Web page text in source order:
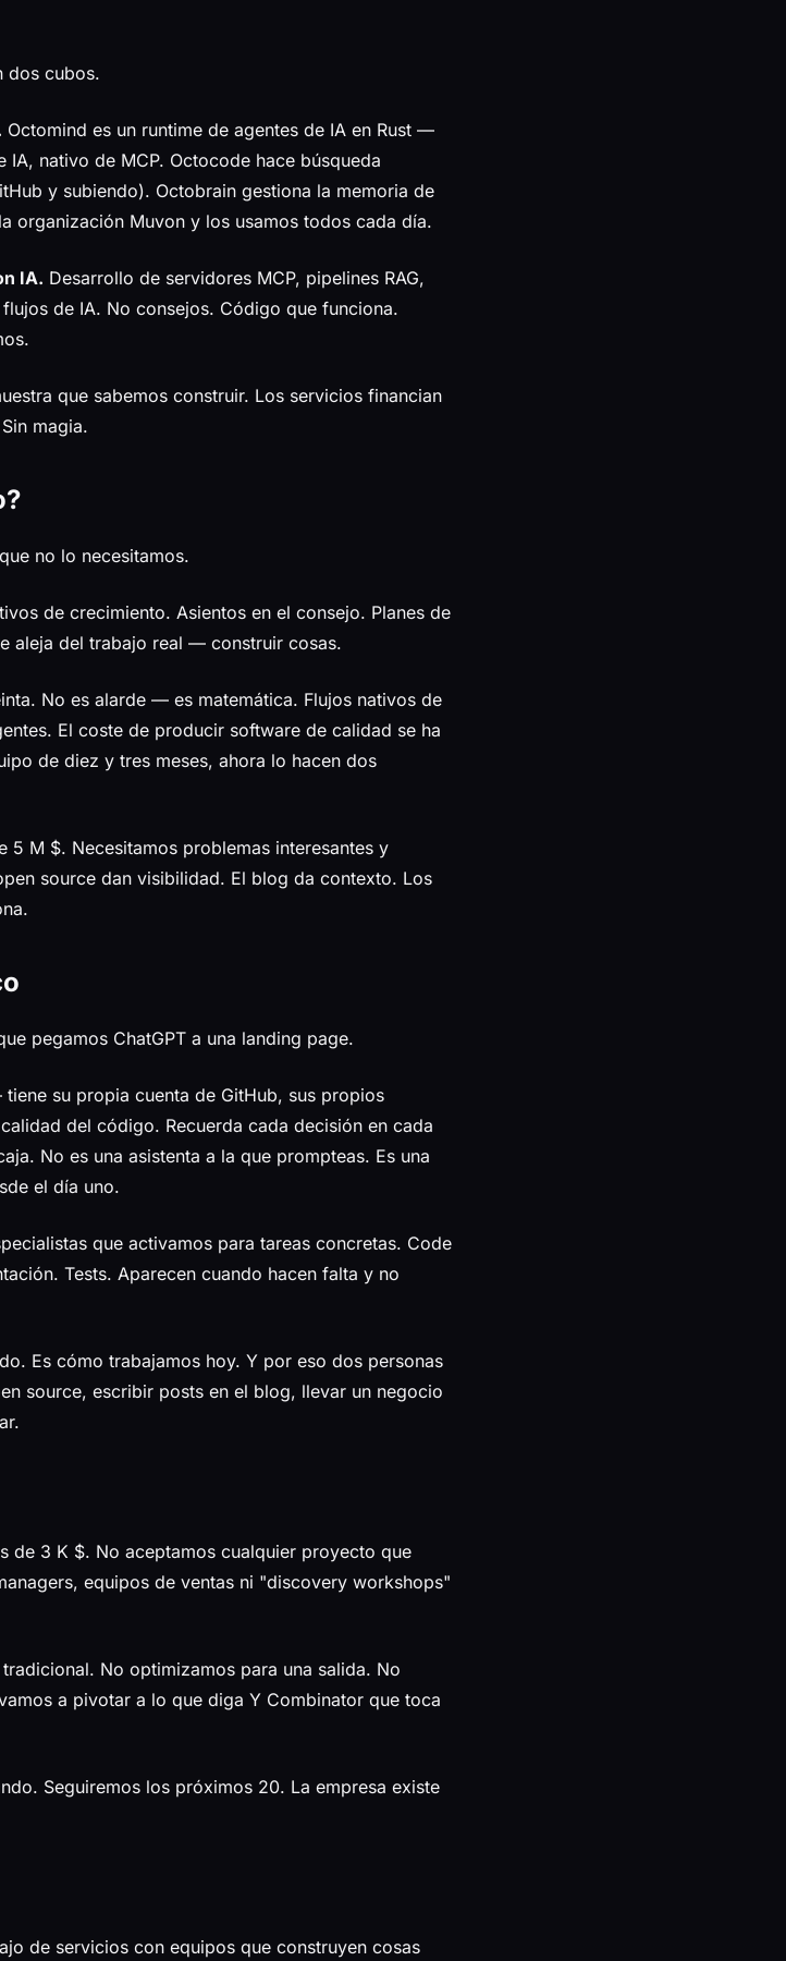
dos cubos.
Octomind es un runtime de agentes de IA en Rust —
nativo de MCP. Octocode hace búsqueda
y subiendo). Octobrain gestiona la memoria de
organización Muvon y los usamos todos cada día.
IA. Desarrollo de servidores MCP, pipelines RAG,
de IA. No consejos. Código que funciona.
que sabemos construir. Los servicios financian
magia.
no lo necesitamos.
de crecimiento. Asientos en el consejo. Planes de
aleja del trabajo real — construir cosas.
No es alarde — es matemática. Flujos nativos de
El coste de producir software de calidad se ha
de diez y tres meses, ahora lo hacen dos
5 M $. Necesitamos problemas interesantes y
source dan visibilidad. El blog da contexto. Los
pegamos ChatGPT a una landing page.
su propia cuenta de GitHub, sus propios
del código. Recuerda cada decisión en cada
No es una asistenta a la que prompteas. Es una
el día uno.
que activamos para tareas concretas. Code
Tests. Aparecen cuando hacen falta y no
Es cómo trabajamos hoy. Y por eso dos personas
source, escribir posts en el blog, llevar un negocio
de 3 K $. No aceptamos cualquier proyecto que
equipos de ventas ni "discovery workshops"
No optimizamos para una salida. No
a pivotar a lo que diga Y Combinator que toca
Seguiremos los próximos 20. La empresa existe
de servicios con equipos que construyen cosas